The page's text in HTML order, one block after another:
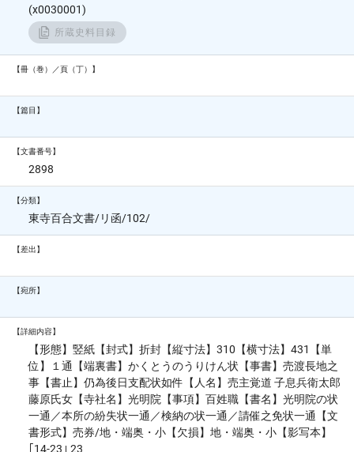
(x0030001)
所蔵史料目録
【冊（巻）／頁（丁）】
【篇目】
【文書番号】
2898
【分類】
東寺百合文書/リ函/102/
【差出】
【宛所】
【詳細内容】
【形態】竪紙【封式】折封【縦寸法】310【横寸法】431【単
位】１通【端裏書】かくとうのうりけん状【事書】売渡長地之
事【書止】仍為後日支配状如件【人名】売主覚道 子息兵衛太郎
藤原氏女【寺社名】光明院【事項】百姓職【書名】光明院の状
一通／本所の紛失状一通／検納の状一通／請催之免状一通【文
書形式】売券/地・端奥・小【欠損】地・端奥・小【影写本】
｢14-23｣ 23